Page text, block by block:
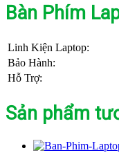
Bàn Phím
Linh Kiện Laptop:
Bảo Hành:
Hỗ Trợ:
Sản phẩm